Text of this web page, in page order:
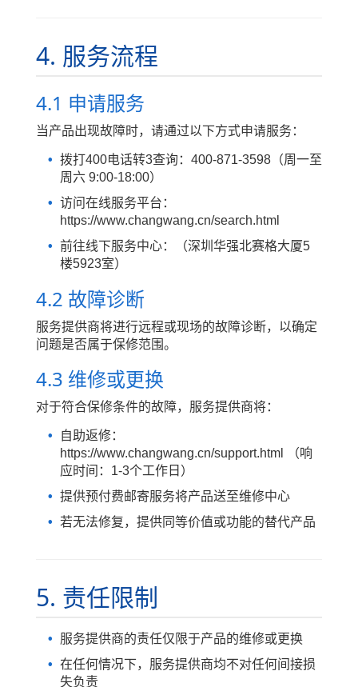
4. 服务流程
4.1 申请服务
当产品出现故障时，请通过以下方式申请服务：
拨打400电话转3查询：400-871-3598（周一至
周六 9:00-18:00）
访问在线服务平台：
https://www.changwang.cn/search.html
前往线下服务中心：（深圳华强北赛格大厦5
楼5923室）
4.2 故障诊断
服务提供商将进行远程或现场的故障诊断，以确定
问题是否属于保修范围。
4.3 维修或更换
对于符合保修条件的故障，服务提供商将：
自助返修：
https://www.changwang.cn/support.html （响
应时间：1-3个工作日）
提供预付费邮寄服务将产品送至维修中心
若无法修复，提供同等价值或功能的替代产品
5. 责任限制
服务提供商的责任仅限于产品的维修或更换
在任何情况下，服务提供商均不对任何间接损
失负责